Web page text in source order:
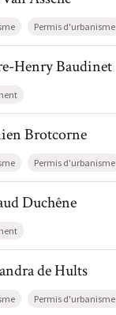
Permis d'urbanisme
Henry Baudinet
HenryBaudinet
Brotcorne
Brotcorne
Permis d'urbanisme
Duchêne
Duchêne
de Hults
de Hults
Permis d'urbanisme